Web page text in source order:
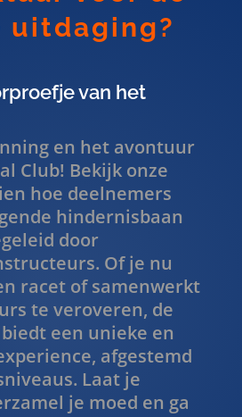
van het
en het avontuur
Club! Bekijk onze
hoe deelnemers
hindernisbaan
door
Of je nu
racet of samenwerkt
te veroveren, de
een unieke en
afgestemd
Laat je
je moed en ga
een onvergetelijk